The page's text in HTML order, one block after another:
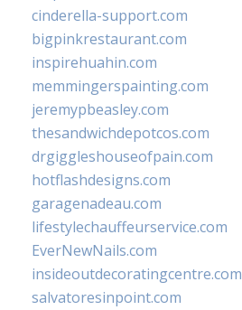
cinderella-support.com
bigpinkrestaurant.com
inspirehuahin.com
memmingerspainting.com
jeremypbeasley.com
thesandwichdepotcos.com
drgiggleshouseofpain.com
hotflashdesigns.com
garagenadeau.com
lifestylechauffeurservice.com
EverNewNails.com
insideoutdecoratingcentre.com
salvatoresinpoint.com